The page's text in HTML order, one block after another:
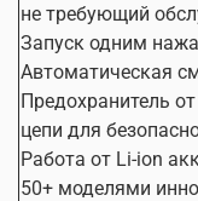
не требующий
Запуск одним
Автоматическая
Предохранитель
цепи для
Работа от Li-ion
50+ моделями